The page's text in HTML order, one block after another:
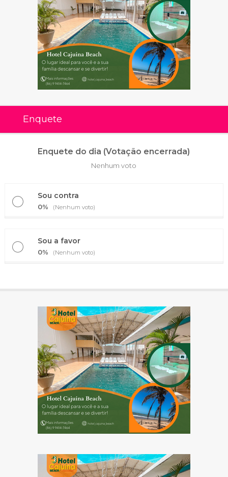
Enquete
Enquete do dia (Votação encerrada)
Nenhum voto
Sou contra
0% (Nenhum voto)
Sou a favor
0% (Nenhum voto)